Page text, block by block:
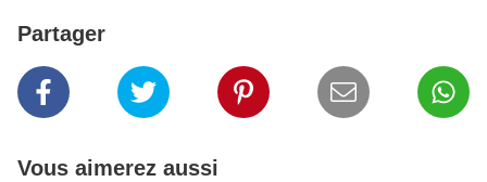
Partager
Vous aimerez aussi